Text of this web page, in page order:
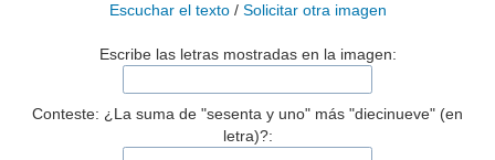
Escuchar el texto/ Solicitar otra imagen
Escribe las letras mostradas en la imagen:
Conteste: ¿La suma de "sesenta y uno" más "diecinueve" (en
letra)?: